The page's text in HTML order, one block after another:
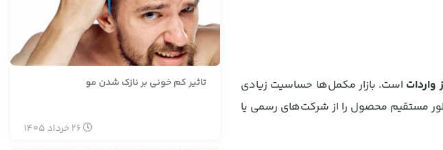
واردات است. بازار مکمل‌ها حساسیت زیادی
مستقیم محصول را از شرکت‌های رسمی یا
تاثیر کم خونی بر نازک شدن مو
26خرداد 1405